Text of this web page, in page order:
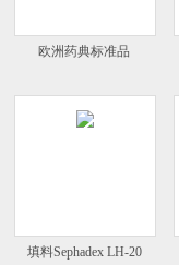
欧洲药典标准品
填料Sephadex LH-20